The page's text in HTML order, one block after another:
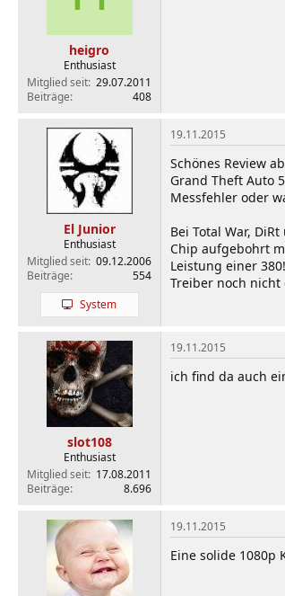
heigro
Enthusiast
Mitglied seit 29.07.2011
Beiträge
408
El Junior
Enthusiast
Mitglied seit 09.12.2006
Beiträge
554
System
19.11.2015
Schönes Review
Grand Theft Auto
Messfehler oder
Bei Total War,
Chip aufgebohrt
Leistung einer
Treiber noch
slot108
Enthusiast
Mitglied seit 17.08.2011
Beiträge
8.696
19.11.2015
ich find da auch
19.11.2015
Eine solide 1080p